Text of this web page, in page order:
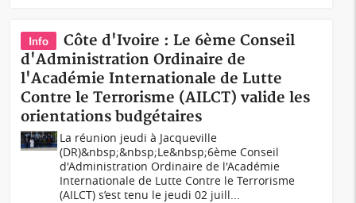
Info
Côte d'Ivoire : Le 6ème Conseil
d'Administration Ordinaire de
l'Académie Internationale de Lutte
Contre le Terrorisme (AILCT) valide les
orientations budgétaires
La réunion jeudi à Jacqueville
(DR)&nbsp;&nbsp;Le&nbsp;6ème Conseil
d'Administration Ordinaire de l'Académie
Internationale de Lutte Contre le Terrorisme
(AILCT) s’est tenu le jeudi 02 juill...